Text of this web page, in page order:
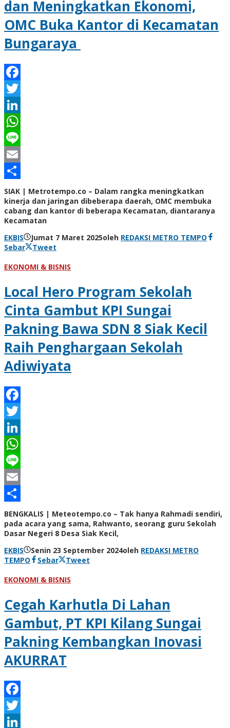
dan Meningkatkan Ekonomi,
OMC Buka Kantor di Kecamatan
Bungaraya
Facebook
Twitter
LinkedIn
WhatsApp
Line
Email
Share
SIAK | Metrotempo.co – Dalam rangka meningkatkan
kinerja dan jaringan dibeberapa daerah, OMC membuka
cabang dan kantor di beberapa Kecamatan, diantaranya
Kecamatan
EKBIS
Jumat 7 Maret 2025oleh REDAKSI METRO TEMPO
Sebar
Tweet
EKONOMI & BISNIS
Local Hero Program Sekolah
Cinta Gambut KPI Sungai
Pakning Bawa SDN 8 Siak Kecil
Raih Penghargaan Sekolah
Adiwiyata
Facebook
Twitter
LinkedIn
WhatsApp
Line
Email
Share
BENGKALIS | Meteotempo.co – Tak hanya Rahmadi sendiri,
pada acara yang sama, Rahwanto, seorang guru Sekolah
Dasar Negeri 8 Desa Siak Kecil,
EKBIS
Senin 23 September 2024oleh REDAKSI METRO
TEMPO
Sebar
Tweet
EKONOMI & BISNIS
Cegah Karhutla Di Lahan
Gambut, PT KPI Kilang Sungai
Pakning Kembangkan Inovasi
AKURRAT
Facebook
Twitter